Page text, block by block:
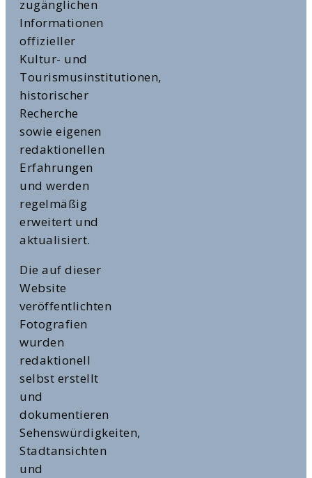
zugänglichen
Informationen
offizieller
Kultur- und
Tourismusinstitutionen,
historischer
Recherche
sowie eigenen
redaktionellen
Erfahrungen
und werden
regelmäßig
erweitert und
aktualisiert.
Die auf dieser
Website
veröffentlichten
Fotografien
wurden
redaktionell
selbst erstellt
und
dokumentieren
Sehenswürdigkeiten,
Stadtansichten
und